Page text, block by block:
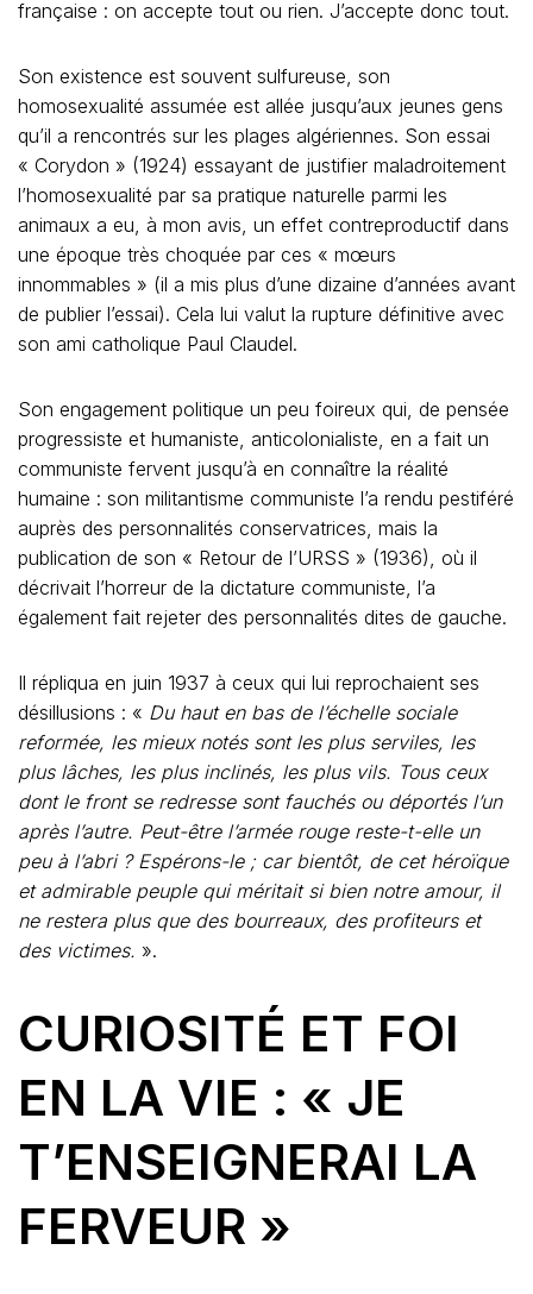
française : on accepte tout ou rien. J’accepte donc tout.
Son existence est souvent sulfureuse, son
homosexualité assumée est allée jusqu’aux jeunes gens
qu’il a rencontrés sur les plages algériennes. Son essai
« Corydon » (1924) essayant de justifier maladroitement
l’homosexualité par sa pratique naturelle parmi les
animaux a eu, à mon avis, un effet contreproductif dans
une époque très choquée par ces « mœurs
innommables » (il a mis plus d’une dizaine d’années avant
de publier l’essai). Cela lui valut la rupture définitive avec
son ami catholique Paul Claudel.
Son engagement politique un peu foireux qui, de pensée
progressiste et humaniste, anticolonialiste, en a fait un
communiste fervent jusqu’à en connaître la réalité
humaine : son militantisme communiste l’a rendu pestiféré
auprès des personnalités conservatrices, mais la
publication de son « Retour de l’URSS » (1936), où il
décrivait l’horreur de la dictature communiste, l’a
également fait rejeter des personnalités dites de gauche.
Il répliqua en juin 1937 à ceux qui lui reprochaient ses
désillusions : « Du haut en bas de l’échelle sociale
reformée, les mieux notés sont les plus serviles, les
plus lâches, les plus inclinés, les plus vils. Tous ceux
dont le front se redresse sont fauchés ou déportés l’un
après l’autre. Peut-être l’armée rouge reste-t-elle un
peu à l’abri ? Espérons-le ; car bientôt, de cet héroïque
et admirable peuple qui méritait si bien notre amour, il
ne restera plus que des bourreaux, des profiteurs et
des victimes. ».
CURIOSITÉ ET FOI
EN LA VIE : « JE
T’ENSEIGNERAI LA
FERVEUR »